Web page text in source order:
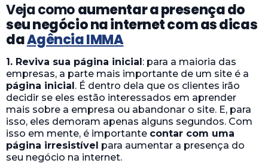
Veja comoaumentar a presença do
seu negócio na internet com as dicas
daAgência IMMA
1. Reviva sua página inicial : para a maioria das
empresas, a parte mais importante de um site é a
página inicial . É dentro dela que os clientes irão
decidir se eles estão interessados em aprender
mais sobre a empresa ou abandonar o site. E, para
isso, eles demoram apenas alguns segundos. Com
isso em mente, é importante contar com uma
página irresistível para aumentar a presença do
seu negócio na internet.